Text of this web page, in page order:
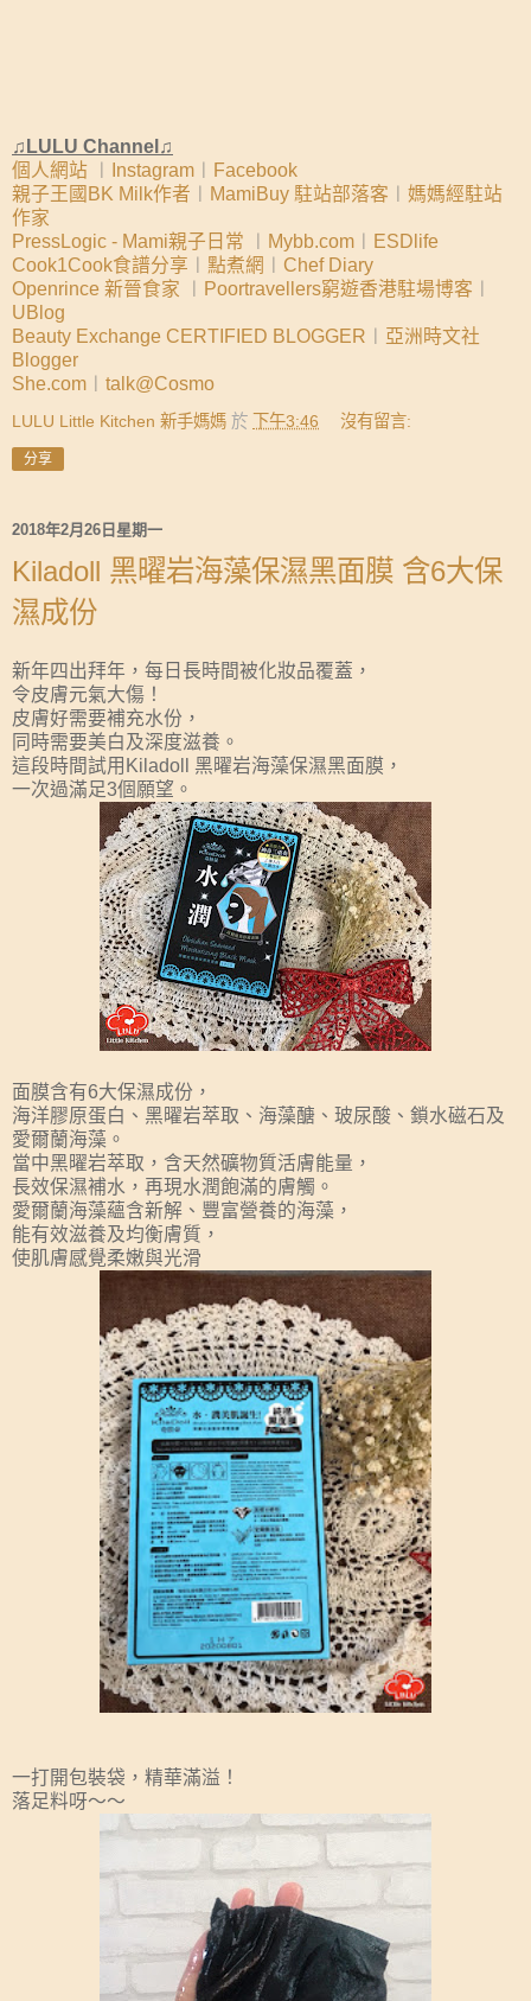
♫LULU Channel♫
個人網站
Instagram
Facebook
親子王國BK Milk作者
MamiBuy 駐站部落客
媽媽經駐站
作家
PressLogic - Mami親子日常
Mybb.com
ESDlife
Cook1Cook食譜分享
點煮網
Chef Diary
Openrince 新晉食家
Poortravellers窮遊香港駐場博客
UBlog
Beauty Exchange CERTIFIED BLOGGER
亞洲時文社
Blogger
She.com
talk@Cosmo
LULU Little Kitchen 新手媽媽 於 下午3:46 沒有留言:
分享
2018年2月26日星期一
Kiladoll 黑曜岩海藻保濕黑面膜 含6大保
濕成份
新年四出拜年，每日長時間被化妝品覆蓋，
令皮膚元氣大傷！
皮膚好需要補充水份，
同時需要美白及深度滋養。
這段時間試用Kiladoll 黑曜岩海藻保濕黑面膜，
一次過滿足3個願望。
面膜含有6大保濕成份，
海洋膠原蛋白、黑曜岩萃取、海藻醣、玻尿酸、鎖水磁石及
愛爾蘭海藻。
當中黑曜岩萃取，含天然礦物質活膚能量，
長效保濕補水，再現水潤飽滿的膚觸。
愛爾蘭海藻蘊含新解、豐富營養的海藻，
能有效滋養及均衡膚質，
使肌膚感覺柔嫩與光滑
一打開包裝袋，精華滿溢！
落足料呀～～